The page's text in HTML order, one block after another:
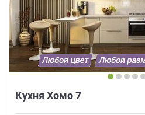
Кухня Хомо 7